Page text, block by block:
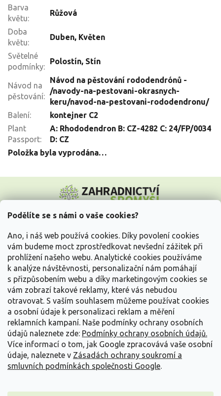
Podělíte se s námi o vaše cookies?
Ano, i náš web používá cookies. Díky povolení cookies
vám budeme moct zprostředkovat nevšední zážitek při
prohlížení našeho webu. Analytické cookies používáme
k analýze návštěvnosti, personalizační nám pomáhají
s přizpůsobením webu a díky marketingovým cookies se
vám zobrazí takové reklamy, které vás nebudou
otravovat. S vaším souhlasem můžeme používat cookies
a osobní údaje k personalizaci reklam a měření
reklamních kampaní. Naše podmínky ochrany osobních
údajů naleznete zde: Podmínky ochrany osobních údajů.
Více informací o tom, jak Google zpracovává vaše osobní
údaje, naleznete v Zásadách ochrany soukromí a
smluvních podmínkách společnosti Google.
Barva
květu:
Růžová
Doba
květu:
Duben, Květen
Světelné
podmínky:
Polostín, Stín
Návod na
pěstování:
Návod na pěstování rododendrónů -
/navody-na-pestovani-okrasnych-
keru/navod-na-pestovani-rododendronu/
Balení:
kontejner C2
Plant
Passport:
A: Rhododendron B: CZ-4282 C: 24/FP/0034
D: CZ
Položka byla vyprodána…
p
Vše o nákupu
Informace pro Vás
Kontakujte nás